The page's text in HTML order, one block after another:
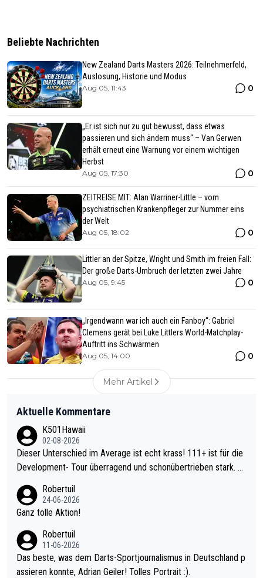
Beliebte Nachrichten
New Zealand Darts Masters 2026: Teilnehmerfeld,
Auslosung, Historie und Modus
Aug 05, 11:43 0
„Er ist sich nur zu gut bewusst, dass etwas
passieren und sich ändern muss“ – Van Gerwen
erhält erneut eine Warnung vor einem wichtigen
Herbst
Aug 05, 17:30 0
ZEITREISE MIT: Alan Warriner-Little – vom
psychiatrischen Krankenpfleger zur Nummer eins
der Welt
Aug 05, 18:02 0
Littler an der Spitze, Wright und Smith im freien Fall:
Der große Darts-Umbruch der letzten zwei Jahre
Aug 05, 9:45 0
„Irgendwann war ich auch ein Fanboy“: Gabriel
Clemens gerät bei Luke Littlers World-Matchplay-
Auftritt ins Schwärmen
Aug 05, 14:00 0
Mehr Artikel
Aktuelle Kommentare
K501Hawaii
02-08-2026
Dieser Unterschied im Average ist echt krass! 111+ ist für die
Development- Tour überragend und schonübertrieben stark. U
mal 40+ erst recht. Da gewinnst keinen Blumentopf - ist ja noc
h krasser wie ein Pokalspiel eines Kreisligisten vs einem Bund
Robertuil
24-06-2026
Ganz tolle Aktion!
Robertuil
11-06-2026
Das beste, was dem Darts-Sportjournalismus in Deutschland p
assieren konnte, Adrian Geiler! Tolles Portrait :).